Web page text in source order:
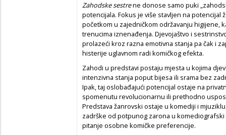
Zahodske sestrene donose samo puki
potencijala. Fokus je više stavljen na potencijal
početkom u zajedničkom održavanju higijene,
trenucima iznenađenja. Djevojaštvo i
prolazeći kroz razna emotivna stanja pa čak i
histerije uglavnom radi komičkog efekta.
Zahodi u predstavi postaju mjesta u kojima
intenzivna stanja poput bijesa ili srama bez
Ipak, taj oslobađajući potencijal ostaje na
spomenutu revolucionarnu ili prethodno
Predstava žanrovski ostaje u komediji i
zadrške od potpunog zarona u
pitanje osobne komičke preferencije.